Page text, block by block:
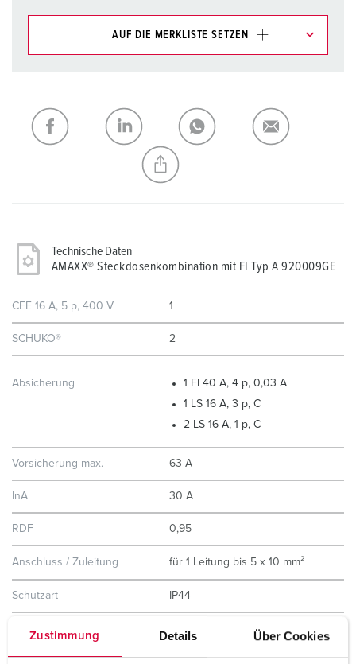
Zustimmung Details Über Cookies
AUF DIE MERKLISTE SETZEN
Meine Liste (0) HINZUFÜGEN
NEUE LISTE ERSTELLEN
Technische Daten
AMAXX® Steckdosenkombination mit FI Typ A 920009GE
CEE 16 A, 5 p, 400 V 1
SCHUKO® 2
Absicherung
1 FI 40 A, 4 p, 0,03 A
1 LS 16 A, 3 p, C
2 LS 16 A, 1 p, C
Vorsicherung max. 63 A
InA 30 A
RDF 0,95
Anschluss / Zuleitung für 1 Leitung bis 5 x 10 mm²
Schutzart IP44
Gewicht 3440 g